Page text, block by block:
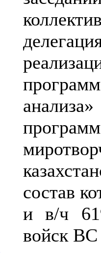
состав
и в/ч
войск